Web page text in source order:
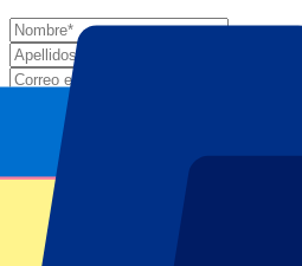
Número de entradas*
Enviar
Tu información se utilizará de acuerdo
Privacidad